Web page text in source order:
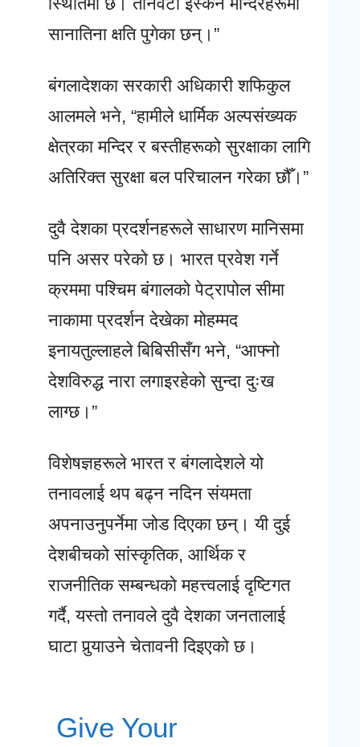
सानातिना क्षति पुगेका छन्।”
बंगलादेशका सरकारी अधिकारी शफिकुल
आलमले भने, “हामीले धार्मिक अल्पसंख्यक
क्षेत्रका मन्दिर र बस्तीहरूको सुरक्षाका लागि
अतिरिक्त सुरक्षा बल परिचालन गरेका छौँ।”
दुवै देशका प्रदर्शनहरूले साधारण मानिसमा
पनि असर परेको छ। भारत प्रवेश गर्ने
क्रममा पश्चिम बंगालको पेट्रापोल सीमा
नाकामा प्रदर्शन देखेका मोहम्मद
इनायतुल्लाहले बिबिसीसँग भने, “आफ्नो
देशविरुद्ध नारा लगाइरहेको सुन्दा दुःख
लाग्छ।”
विशेषज्ञहरूले भारत र बंगलादेशले यो
तनावलाई थप बढ्न नदिन संयमता
अपनाउनुपर्नेमा जोड दिएका छन्। यी दुई
देशबीचको सांस्कृतिक, आर्थिक र
राजनीतिक सम्बन्धको महत्त्वलाई दृष्टिगत
गर्दै, यस्तो तनावले दुवै देशका जनतालाई
घाटा पुर्‍याउने चेतावनी दिइएको छ।
Give Your